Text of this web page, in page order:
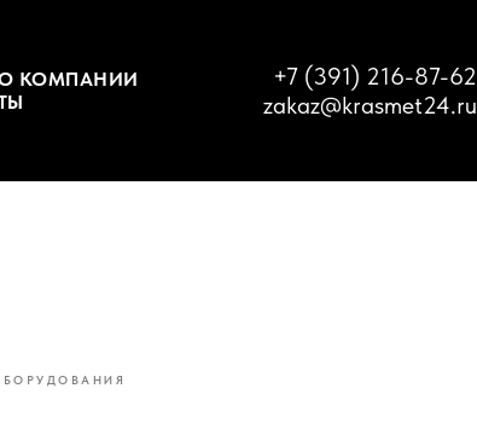
КОМПАНИИ
+7 (391) 216-87-62
zakaz@krasmet24.ru